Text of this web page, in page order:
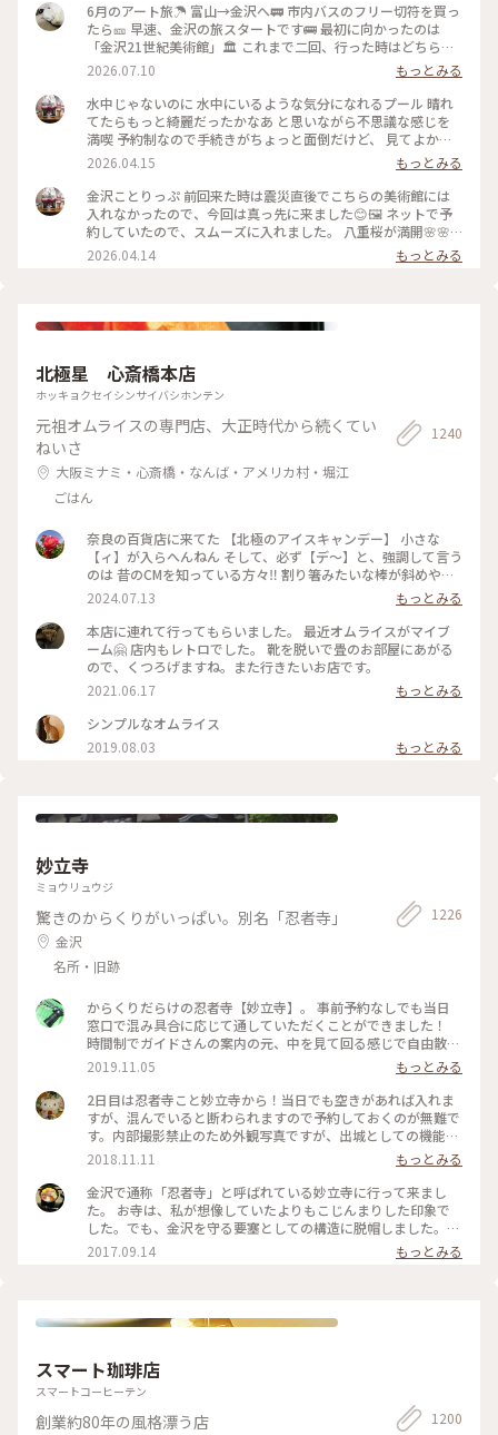
6月のアート旅☂️ 富山→金沢へ🚃 市内バスのフリー切符を買っ
たら🎫 早速、金沢の旅スタートです🚌 最初に向かったのは
「金沢21世紀美術館」🏛️ これまで二回、行った時はどちらも
休館日😱 今回初めて、あのスイミングプールも見ることが 出
来ました🏊🏊 ただ私は一人(笑)なのでプールに入っても上から
写真は撮れないよね⁉️と、、、 なので上から下の人達を見て楽
しみました😂 修学旅行かな❓の子供達の同行者の様に…🤣 混ま
ないうちにと午前中に来たので そこまで混雑してなくゆっく
紀美術館#スイミングプール #金沢市内バスフリー切符
2026.07.10
もっとみる
水中じゃないのに 水中にいるような気分になれるプール 晴れ
てたらもっと綺麗だったかなあ と思いながら不思議な感じを
満喫 予約制なので手続きがちょっと面倒だけど、 見てよかっ
た #ちいさな列車旅 #金沢#金沢21世紀美術館#プール #現代ア
ート
2026.04.15
もっとみる
金沢ことりっぷ 前回来た時は震災直後でこちらの美術館には
入れなかったので、今回は真っ先に来ました😊🖼️ ネットで予
約していたので、スムーズに入れました。 八重桜が満開🌸🌸
🌸🌸🌸 芝生も綺麗でとても気持ちいい。 フリースペースもた
くさんあるので のんびり楽しめます。 今日は海外からの観光
現代アート
2026.04.14 もっとみる
北極星 心斎橋本店
ホッキョクセイシンサイバシホンテン
元祖オムライスの専門店、大正時代から続くてい
ねいさ
大阪ミナミ・心斎橋・なんば・アメリカ村・堀江
ごはん
1240
奈良の百貨店に来てた 【北極のアイスキャンデー】 小さな
【ィ】が入らへんねん そして、必ず【デ〜】と、強調して言う
のは 昔のCMを知っている方々‼️ 割り箸みたいな棒が斜めやね
ん ※子供の頃は割り箸やと思いこんでた チョコと違うねん❗️ コ
2024.07.13
もっとみる
本店に連れて行ってもらいました。 最近オムライスがマイブ
ーム🤗 店内もレトロでした。 靴を脱いで畳のお部屋にあがる
ので、くつろげますね。また行きたいお店です。
2021.06.17
もっとみる
シンプルなオムライス
2019.08.03
もっとみる
妙立寺
ミョウリュウジ
驚きのからくりがいっぱい。別名「忍者寺」
金沢
名所・旧跡
1226
からくりだらけの忍者寺【妙立寺】。 事前予約なしでも当日
窓口で混み具合に応じて通していただくことができました！
時間制でガイドさんの案内の元、中を見て回る感じで自由散策
はできませんが様々なからくりの説明を聞くことができます。
撮影禁止の為、中の写真はありませんが外人観光客にも人気な
ようで外国語での案内資料も充実していました。女子旅で茶屋
街に立ち寄った際についでに、と行ってみたら案外面白くて！
雨の日でも楽しめるのでおススメです。 #金沢 #寺 #妙立寺 #
2019.11.05
もっとみる
2日目は忍者寺こと妙立寺から！当日でも空きがあれば入れま
すが、混んでいると断わられますので予約しておくのが無難で
す。内部撮影禁止のため外観写真ですが、出城としての機能が
凄かった…！前田家がどれほど徳川を警戒していたかよくわか
りました。 #建物 #神社仏閣 #金沢 #石川
2018.11.11
もっとみる
金沢で通称「忍者寺」と呼ばれている妙立寺に行って来まし
た。 お寺は、私が想像していたよりもこじんまりした印象で
した。でも、金沢を守る要塞としての構造に脱帽しました。
ちなみに、これはお寺の裏口にあたる場所です。人が多くて、
驚きで正面を撮影するのを忘れてしまいました(笑) 見学には予
2017.09.14 もっとみる
スマート珈琲店
スマートコーヒーテン
創業約80年の風格漂う店 1200